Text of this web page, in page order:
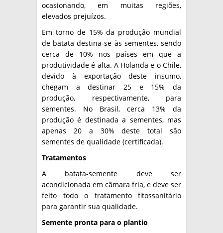
ocasionando, em muitas regiões,
elevados prejuízos.
Em torno de 15% da produção mundial
de batata destina-se às sementes, sendo
cerca de 10% nos países em que a
produtividade é alta. A Holanda e o Chile,
devido à exportação deste insumo,
chegam a destinar 25 e 15% da
produção, respectivamente, para
sementes. No Brasil, cerca 13% da
produção é destinada a sementes, mas
apenas 20 a 30% deste total são
sementes de qualidade (certificada).
Tratamentos
A batata-semente deve ser
acondicionada em câmara fria, e deve ser
feito todo o tratamento fitossanitário
para garantir sua qualidade.
Semente pronta para o plantio